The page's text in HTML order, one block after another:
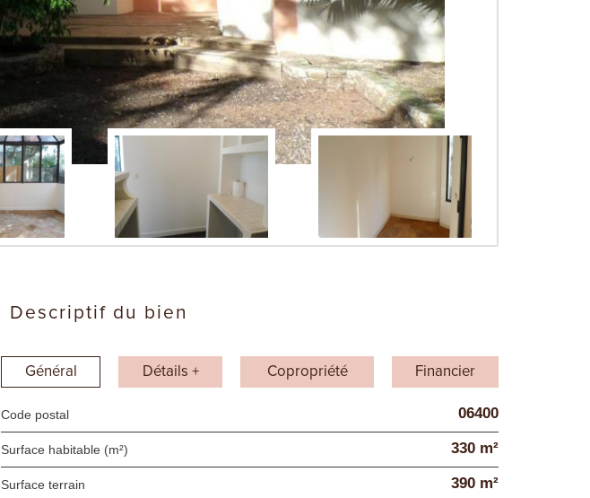
descriptif du bien
Général Détails + Copropriété Financier
Code postal 06400
Surface habitable (m²) 330 m²
surface terrain 390 m²